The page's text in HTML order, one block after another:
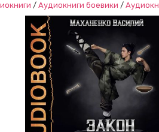
/ Аудиокниги боевики /